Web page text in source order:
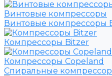
Винтовые компрессоры
Винтовые компрессоры
Компрессоры Bitzer
Компрессоры Copeland
Спиральные